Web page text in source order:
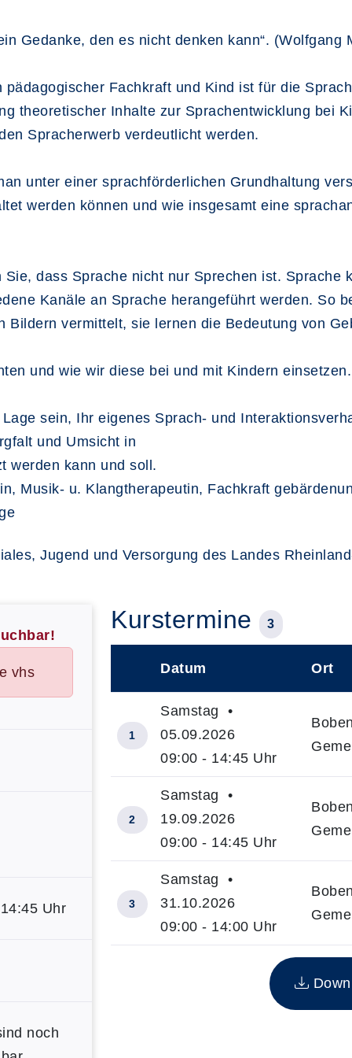
Gedanke, den es nicht denken kann“. (Wolfgang
Fachkraft und Kind ist für die
theoretischer Inhalte zur Sprachentwicklung bei
Spracherwerb verdeutlicht werden.
unter einer sprachförderlichen Grundhaltung
werden können und wie insgesamt eine
dass Sprache nicht nur Sprechen ist. Sprache
Kanäle an Sprache herangeführt werden. So
Bildern vermittelt, sie lernen die Bedeutung von
und wie wir diese bei und mit Kindern einsetzen.
sein, Ihr eigenes Sprach- und
und Umsicht in
werden kann und soll.
Musik- u. Klangtherapeutin, Fachkraft
Jugend und Versorgung des Landes
vhs
Uhr
noch
Kurstermine 3
Insgesamt gibt es 3 Termine zum
Datum Ort
1
Samstag •
05.09.2026
09:00 - 14:45 Uhr
2
Samstag •
19.09.2026
09:00 - 14:45 Uhr
3
Samstag •
31.10.2026
09:00 - 14:00 Uhr